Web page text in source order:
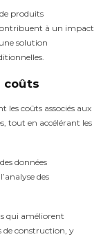
produits
à un impact
solution
coûts
les coûts associés aux
tout en accélérant les
données
des
qui améliorent
de construction, y